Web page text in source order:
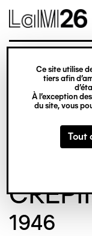
Gestion des
Ce site utilise
tiers afin
À l’exception
du site, vous
Tout
contenu
© Crédit
1946